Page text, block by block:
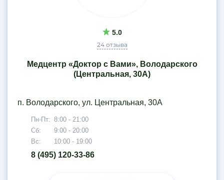
5.0
24 отзыва
Медцентр «Доктор с Вами», Володарского
(Центральная, 30А)
п. Володарского, ул. Центральная, 30А
Пн-Пт: 8:00 - 21:00
Сб:
9:00 - 20:00
Вс:
10:00 - 19:00
8 (495) 120-33-86